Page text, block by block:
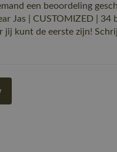
een beoordeling
Jas | CUSTOMIZED | 34
jij kunt de eerste zijn!